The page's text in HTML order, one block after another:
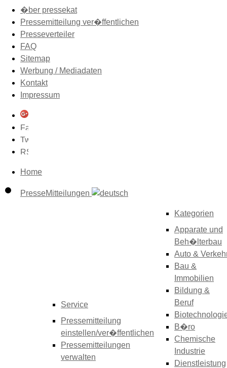
�ber pressekat
Pressemitteilung ver�ffentlichen
Presseverteiler
FAQ
Sitemap
Werbung / Mediadaten
Kontakt
Impressum
Home
PresseMitteilungen
Service
Pressemitteilung
einstellen/ver�ffentlichen
Pressemitteilungen
verwalten
Kategorien
Apparate und
Beh�lterbau
Auto &
Bau &
Immobilien
Bildung &
Beruf
B�ro
Chemische
Industrie
Dienstleistung